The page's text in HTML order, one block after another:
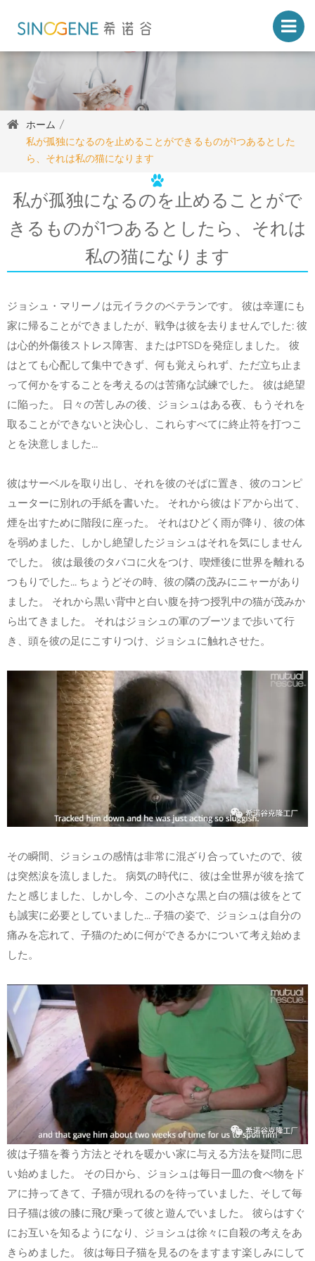
ホーム
私が孤独になるのを止めることができるものが1つあるとした
ら、それは私の猫になります
私が孤独になるのを止めることがで
きるものが1つあるとしたら、それは
私の猫になります
ジョシュ・マリーノは元イラクのベテランです。 彼は幸運にも
家に帰ることができましたが、戦争は彼を去りませんでした: 彼
は心的外傷後ストレス障害、またはPTSDを発症しました。 彼
はとても心配して集中できず、何も覚えられず、ただ立ち止ま
って何かをすることを考えるのは苦痛な試練でした。 彼は絶望
に陥った。 日々の苦しみの後、ジョシュはある夜、もうそれを
取ることができないと決心し、これらすべてに終止符を打つこ
とを決意しました...
彼はサーベルを取り出し、それを彼のそばに置き、彼のコンピ
ューターに別れの手紙を書いた。 それから彼はドアから出て、
煙を出すために階段に座った。 それはひどく雨が降り、彼の体
を弱めました、しかし絶望したジョシュはそれを気にしません
でした。 彼は最後のタバコに火をつけ、喫煙後に世界を離れる
つもりでした... ちょうどその時、彼の隣の茂みにニャーがあり
ました。 それから黒い背中と白い腹を持つ授乳中の猫が茂みか
ら出てきました。 それはジョシュの軍のブーツまで歩いて行
き、頭を彼の足にこすりつけ、ジョシュに触れさせた。
その瞬間、ジョシュの感情は非常に混ざり合っていたので、彼
は突然涙を流しました。 病気の時代に、彼は全世界が彼を捨て
たと感じました、しかし今、この小さな黒と白の猫は彼をとて
も誠実に必要としていました... 子猫の姿で、ジョシュは自分の
痛みを忘れて、子猫のために何ができるかについて考え始めま
した。
彼は子猫を養う方法とそれを暖かい家に与える方法を疑問に思
い始めました。 その日から、ジョシュは毎日一皿の食べ物をド
アに持ってきて、子猫が現れるのを待っていました、そして毎
日子猫は彼の膝に飛び乗って彼と遊んでいました。 彼らはすぐ
にお互いを知るようになり、ジョシュは徐々に自殺の考えをあ
きらめました。 彼は毎日子猫を見るのをますます楽しみにして